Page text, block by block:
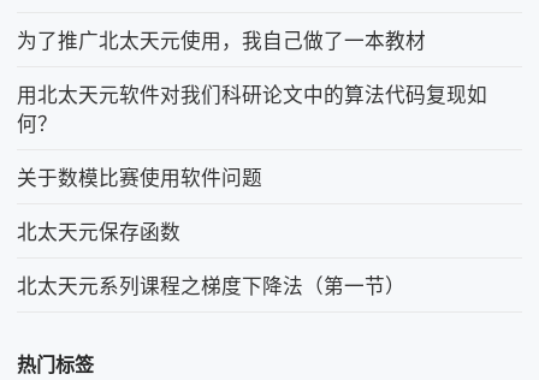
为了推广北太天元使用，我自己做了一本教材
用北太天元软件对我们科研论文中的算法代码复现如
何？
关于数模比赛使用软件问题
北太天元保存函数
北太天元系列课程之梯度下降法（第一节）
热门标签